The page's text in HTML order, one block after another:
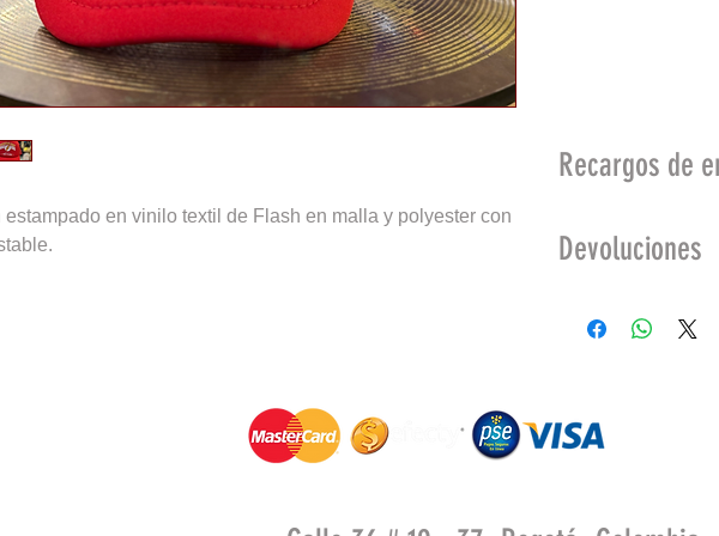
estampado en vinilo textil de Flash en malla y polyester con
Recargos de
Devoluciones
compra no sea
productos:
Deteriorados